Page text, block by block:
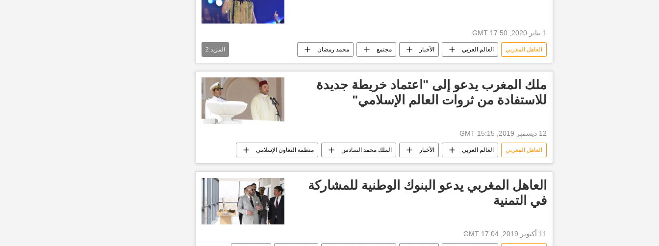
1 يناير 2020, 17:50 GMT
العاهل المغربي العالم العربي الأخبار مجتمع محمد رمضان
أخبار المغرب اليوم محمد أبو تريكة
المزيد 2
ملك المغرب يدعو إلى "اعتماد خريطة جديدة
للاستفادة من ثروات ​العالم الإسلامي​"
12 ديسمبر 2019, 15:15 GMT
العاهل المغربي العالم العربي الأخبار الملك محمد السادس منظمة التعاون الإسلامي
العاهل المغربي يدعو البنوك الوطنية للمشاركة
في التمنية
11 أكتوبر 2019, 17:04 GMT